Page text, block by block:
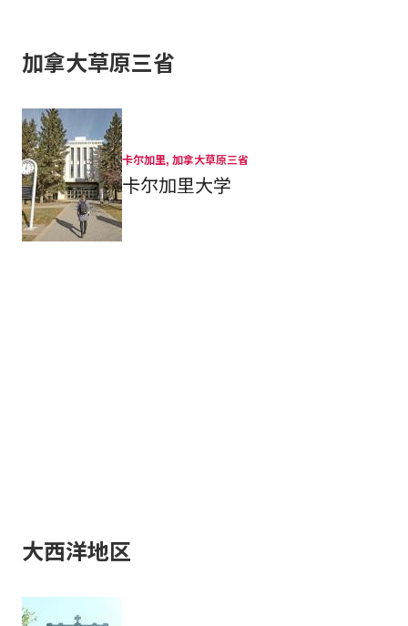
加拿大草原三省
卡尔加里, 加拿大草原三省
卡尔加里大学
大西洋地区